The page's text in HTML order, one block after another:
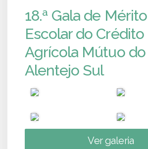
18.ª Gala de Mérito
Escolar do Crédito
Agrícola Mútuo do
Alentejo Sul
Ver galeria